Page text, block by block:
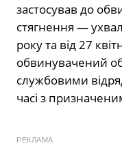
застосував до
стягнення —
року та від 27
обвинувачений
службовими
часі з
РЕКЛАМА